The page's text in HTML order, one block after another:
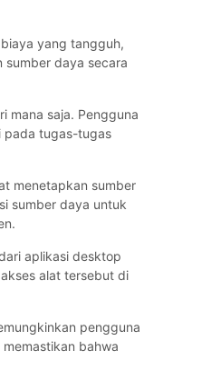
yang tangguh,
daya secara
mana saja. Pengguna
pada tugas-tugas
menetapkan sumber
sumber daya untuk
aplikasi desktop
alat tersebut di
pengguna
bahwa